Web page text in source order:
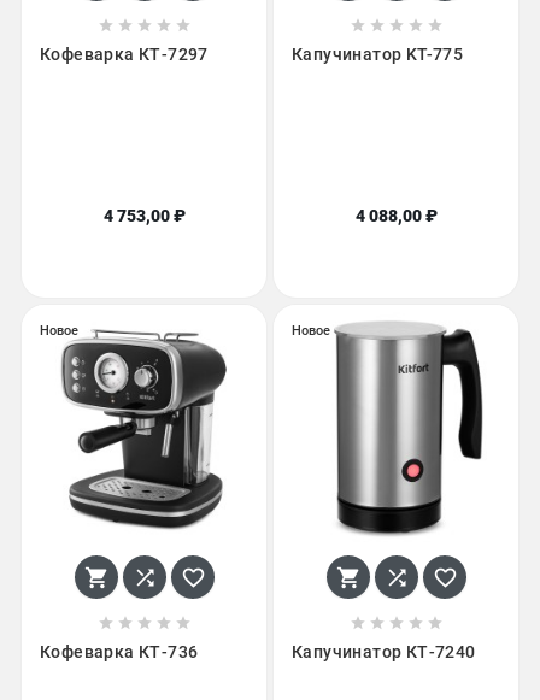
    
Кофеварка КТ-7297
4 753,00 ₽
    
Капучинатор KT-775
4 088,00 ₽
Новое
  
    
Кофеварка КТ-736
Новое
  
    
Капучинатор КТ-7240